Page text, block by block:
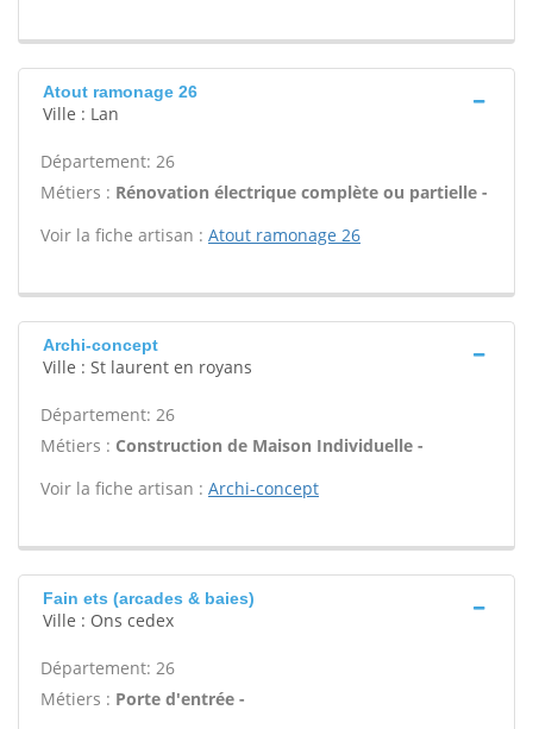
Atout ramonage 26
Ville : Lan
Département: 26
Métiers : Rénovation électrique complète ou partielle -
Voir la fiche artisan : Atout ramonage 26
Archi-concept
Ville : St laurent en royans
Département: 26
Métiers : Construction de Maison Individuelle -
Voir la fiche artisan : Archi-concept
Fain ets (arcades & baies)
Ville : Ons cedex
Département: 26
Métiers : Porte d'entrée -